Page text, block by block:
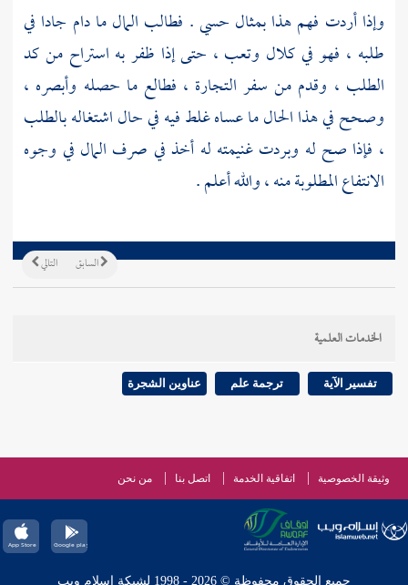
وإذا أردت فهم هذا بمثال حسي . فطالب المال ما دام جادا في
طلبه ، فهو في كلال وتعب ، حتى إذا ظفر به استراح من كد
الطلب ، وقدم من سفر التجارة ، فطالع ما حصله وأبصره ،
وصحح في هذا الحال ما عساه غلط فيه في حال اشتغاله بالطلب
، فإذا صح له وبردت غنيمته له أخذ في صرف المال في وجوه
الانتفاع المطلوبة منه ، والله أعلم .
التالي السابق
الخدمات العلمية
تفسير الآية ترجمة علم عناوين الشجرة
وثيقة الخصوصية اتفاقية الخدمة اتصل بنا من نحن
جميع الحقوق محفوظة © 2026 - 1998 لشبكة إسلام ويب